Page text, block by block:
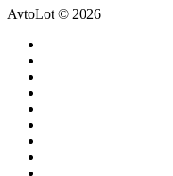
AvtoLot © 2026